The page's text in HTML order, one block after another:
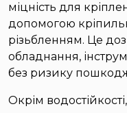
міцність для
допомогою
різьбленням. Це
обладнання,
без ризику
Окрім